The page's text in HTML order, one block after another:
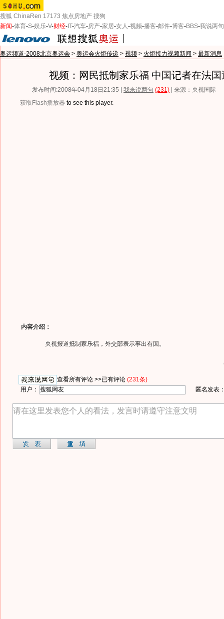
搜狐 ChinaRen 17173 焦点房地产 搜狗
新闻-体育-S-娱乐-V-财经- IT-汽车-房产-家居-女人-视频-播客-邮件-博客-BBS-我说两句
奥运频道-2008北京奥运会 > 奥运会火炬传递 > 视频 > 火炬接力视频新闻 > 最新消息
视频：网民抵制家乐福 中国记者在法国
发布时间:2008年04月18日21:35 | 我来说两句 (231) | 来源：央视国际
获取Flash播放器 to see this player.
内容介绍：
央视报道抵制家乐福，外交部表示事出有因。
查看所有评论 >>已有评论 (231条)
用户：
匿名发表